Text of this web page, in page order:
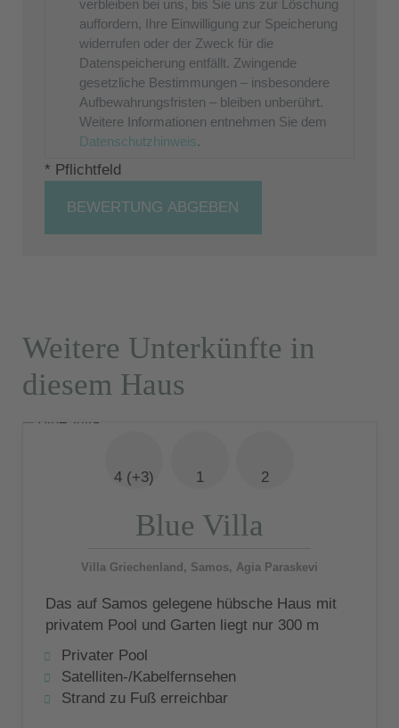
verbleiben bei uns, bis Sie uns zur Löschung
auffordern, Ihre Einwilligung zur Speicherung
widerrufen oder der Zweck für die
Datenspeicherung entfällt. Zwingende
gesetzliche Bestimmungen – insbesondere
Aufbewahrungsfristen – bleiben unberührt.
Weitere Informationen entnehmen Sie dem
Datenschutzhinweis.
* Pflichtfeld
BEWERTUNG ABGEBEN
Weitere Unterkünfte in
diesem Haus
4 (+3) 1 2
Blue Villa
Villa Griechenland, Samos, Agia Paraskevi
Das auf Samos gelegene hübsche Haus mit
privatem Pool und Garten liegt nur 300 m
vom Strand entfernt - mit inseltypischer
Architektur
Privater Pool
Satelliten-/Kabelfernsehen
Strand zu Fuß erreichbar